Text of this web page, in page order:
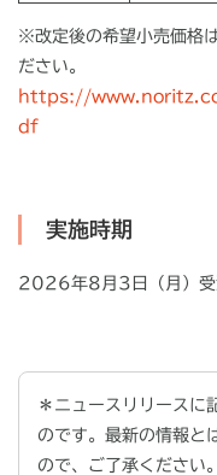
※改定後の希望小売価格
ださい。
https://
df
実施時期
2026年8月3日（月）受
＊ニュースリリースに
のです。最新の情報と
ので、ご了承ください。